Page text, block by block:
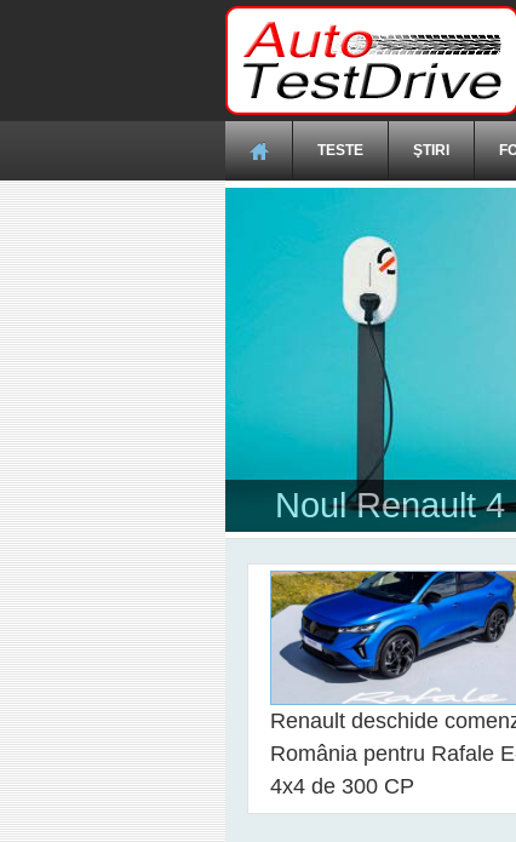
TESTE ŞTIRI
Dacia a
Renault deschide
România pentru Rafale
4x4 de 300 CP